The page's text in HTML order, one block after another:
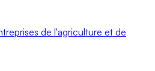
de l'agriculture et de